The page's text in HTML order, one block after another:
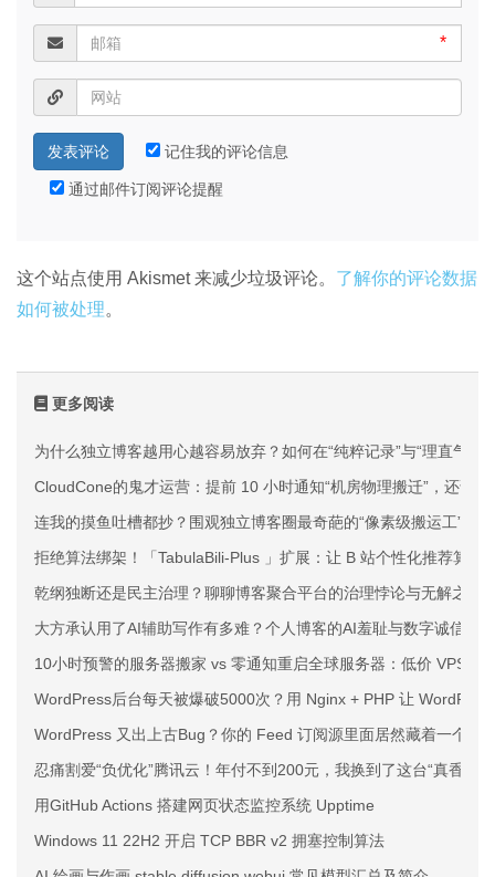
*
记住我的评论信息
通过邮件订阅评论提醒
这个站点使用 Akismet 来减少垃圾评论。 了解你的评论数据
如何被处理。
更多阅读
为什么独立博客越用心越容易放弃？如何在“纯粹记录”与“理直气壮
CloudCone的鬼才运营：提前 10 小时通知“机房物理搬迁”，还说
连我的摸鱼吐槽都抄？围观独立博客圈最奇葩的“像素级搬运工”
拒绝算法绑架！「TabulaBili-Plus 」扩展：让 B 站个性化推荐算法
乾纲独断还是民主治理？聊聊博客聚合平台的治理悖论与无解之痛
大方承认用了AI辅助写作有多难？个人博客的AI羞耻与数字诚信
10小时预警的服务器搬家 vs 零通知重启全球服务器：低价 VPS 界
WordPress后台每天被爆破5000次？用 Nginx + PHP 让
WordPress 又出上古Bug？你的 Feed 订阅源里面居然藏着一个博
忍痛割爱“负优化”腾讯云！年付不到200元，我换到了这台“真香”的
用GitHub Actions 搭建网页状态监控系统 Upptime
Windows 11 22H2 开启 TCP BBR v2 拥塞控制算法